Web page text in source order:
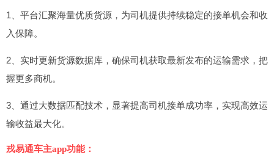
1、平台汇聚海量优质货源，为司机提供持续稳定的接单机会和收
入保障。
2、实时更新货源数据库，确保司机获取最新发布的运输需求，把
握更多商机。
3、通过大数据匹配技术，显著提高司机接单成功率，实现高效运
输收益最大化。
戎易通车主app功能：